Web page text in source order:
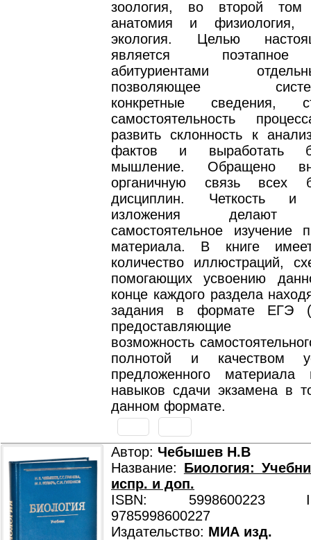
зоология, во второй том
анатомия и физиология,
экология. Целью
является поэтапное
абитуриентами
позволяющее
конкретные сведения,
самостоятельность
развить склонность к
фактов и выработать
мышление. Обращено
органичную связь всех
дисциплин. Четкость и
изложения делают
самостоятельное изучение
материала. В книге
количество иллюстраций,
помогающих усвоению
конце каждого раздела
задания в формате ЕГЭ
предоставляющие
возможность
полнотой и качеством
предложенного материала
навыков сдачи экзамена в
данном формате.
Автор: Чебышев Н.В
Название: Биология:
испр. и доп.
ISBN: 5998600223
9785998600227
Издательство: МИА изд.